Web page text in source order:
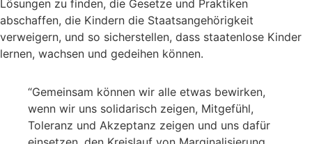
Lösungen zu finden, die Gesetze und Praktiken
abschaffen, die Kindern die Staatsangehörigkeit
verweigern, und so sicherstellen, dass staatenlose Kinder
lernen, wachsen und gedeihen können.
“Gemeinsam können wir alle etwas bewirken,
wenn wir uns solidarisch zeigen, Mitgefühl,
Toleranz und Akzeptanz zeigen und uns dafür